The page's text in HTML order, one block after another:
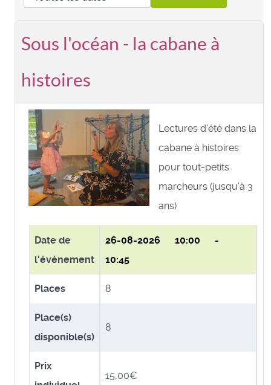
Sous l'océan - la cabane à
histoires
Lectures d'été dans la
cabane à histoires
pour tout-petits
marcheurs (jusqu'à 3
ans)
Date de
l'événement
26-08-2026 10:00 -
10:45
Places 8
Place(s)
disponible(s)
8
Prix
15,00€